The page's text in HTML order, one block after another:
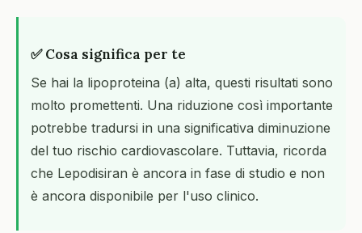
✅ Cosa significa per te
Se hai la lipoproteina (a) alta, questi risultati sono
molto promettenti. Una riduzione così importante
potrebbe tradursi in una significativa diminuzione
del tuo rischio cardiovascolare. Tuttavia, ricorda
che Lepodisiran è ancora in fase di studio e non
è ancora disponibile per l'uso clinico.